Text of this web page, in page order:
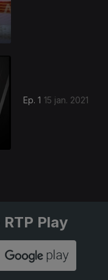
Ep. 1 15 jan. 2021
RTP Play